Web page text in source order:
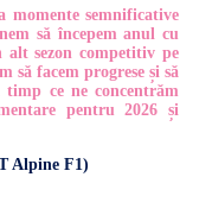
momente semnificative
să începem anul cu
sezon competitiv pe
facem progrese și să
ce ne concentrăm
pentru 2026 și
Alpine F1)